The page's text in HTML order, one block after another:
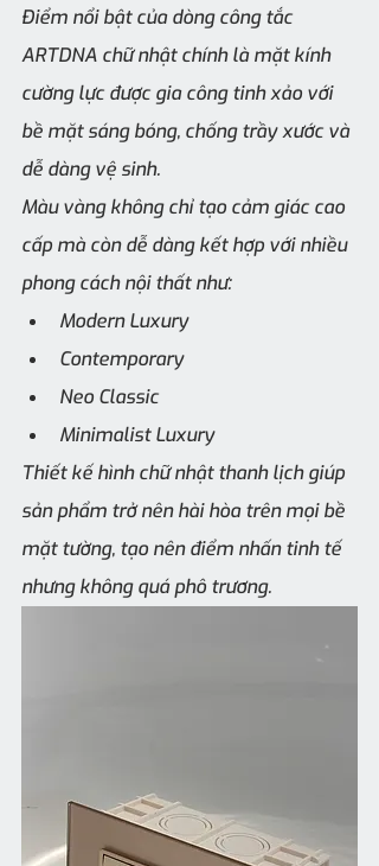
Điểm nổi bật của dòng công tắc
ARTDNA chữ nhật chính là mặt kính
cường lực được gia công tinh xảo với
bề mặt sáng bóng, chống trầy xước và
dễ dàng vệ sinh.
Màu vàng không chỉ tạo cảm giác cao
cấp mà còn dễ dàng kết hợp với nhiều
phong cách nội thất như:
Modern Luxury
Contemporary
Neo Classic
Minimalist Luxury
Thiết kế hình chữ nhật thanh lịch giúp
sản phẩm trở nên hài hòa trên mọi bề
mặt tường, tạo nên điểm nhấn tinh tế
nhưng không quá phô trương.